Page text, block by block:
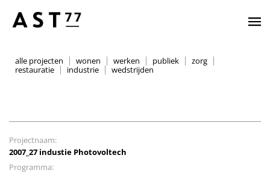
alle projecten wonen werken publiek
zorg
restauratie
industrie wedstrijden
Projectnaam:
2007_27 industie Photovoltech
Programma: